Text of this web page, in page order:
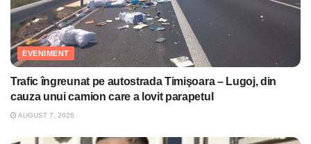
EVENIMENT
Trafic îngreunat pe autostrada Timişoara – Lugoj, din
cauza unui camion care a lovit parapetul
AUGUST 7, 2026